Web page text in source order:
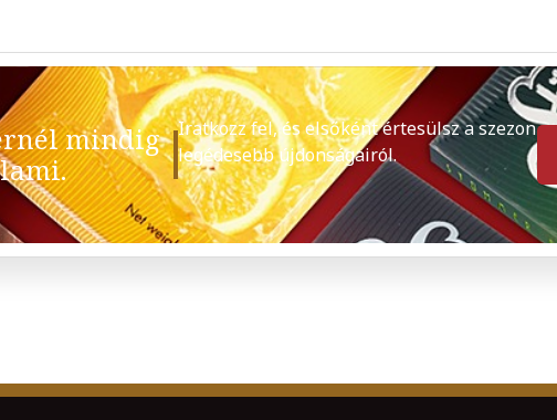
mindig
Iratkozz fel, és elsőként értesülsz a szezon
legédesebb újdonságairól.